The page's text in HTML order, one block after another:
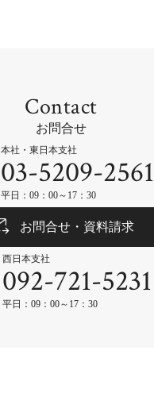
Contact
お問合せ
本社・東日本支社
03-5209-2561
平日：09：00～17：30
お問合せ・資料請求
西日本支社
092-721-5231
平日：09：00～17：30